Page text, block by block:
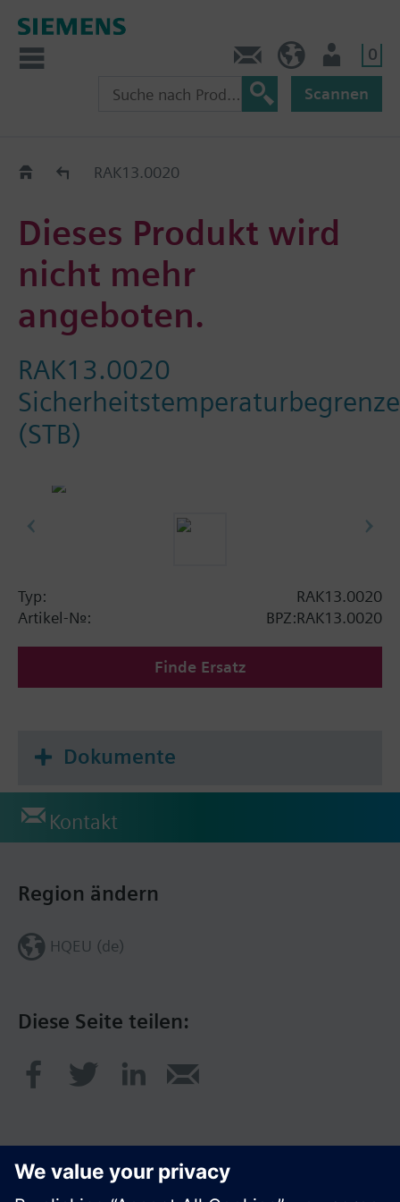
0
Scannen
Austauschhilfe
RAK13.0020
Dieses Produkt wird
nicht mehr
angeboten.
RAK13.0020
(STB)
Typ:
RAK13.0020
Artikel-Nr.:
BPZ:RAK13.0020
Finde Ersatz
Dokumente
Kontakt
Diese Seite teilen:
Region ändern
HQEU (de)